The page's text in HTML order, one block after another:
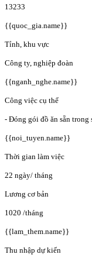
13233
{{quoc_gia.name}}
Tỉnh, khu vực
Công ty, nghiệp đoàn
{{nganh_nghe.name}}
Công việc cụ thể
- Đóng gói đồ ăn sẵn trong
{{noi_tuyen.name}}
Thời gian làm việc
22 ngày/ tháng
Lương cơ bản
1020 /tháng
{{lam_them.name}}
Thu nhập dự kiến